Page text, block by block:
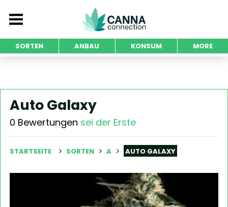
SORTEN ANBAU KONSUM MORE
Auto Galaxy
0 Bewertungen sei der Erste
STARTSEITE SORTEN A AUTO GALAXY